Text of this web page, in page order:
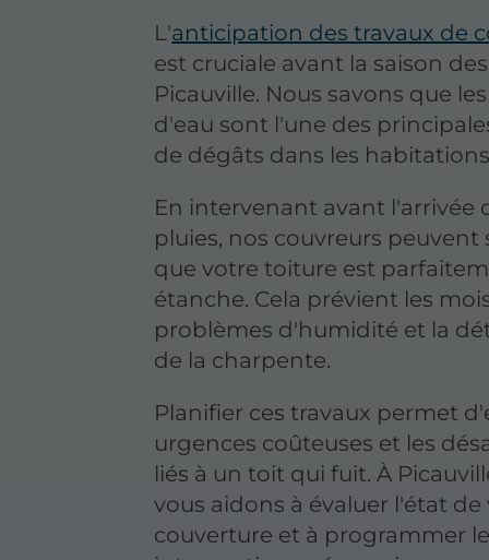
L'anticipation des travaux de
est cruciale avant la saison
Picauville. Nous savons que
d'eau sont l'une des
de dégâts dans les
En intervenant avant l'arrivée
pluies, nos couvreurs peuvent
que votre toiture est
étanche. Cela prévient les
problèmes d'humidité et la
de la charpente.
Planifier ces travaux permet
urgences coûteuses et les
liés à un toit qui fuit. À
vous aidons à évaluer l'état de
couverture et à programmer